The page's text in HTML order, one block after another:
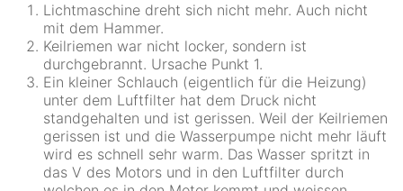
Lichtmaschine dreht sich nicht mehr. Auch nicht
mit dem Hammer.
Keilriemen war nicht locker, sondern ist
durchgebrannt. Ursache Punkt 1.
Ein kleiner Schlauch (eigentlich für die Heizung)
unter dem Luftfilter hat dem Druck nicht
standgehalten und ist gerissen. Weil der Keilriemen
gerissen ist und die Wasserpumpe nicht mehr läuft
wird es schnell sehr warm. Das Wasser spritzt in
das V des Motors und in den Luftfilter durch